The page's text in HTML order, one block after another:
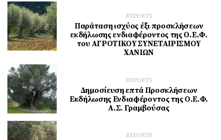
REPORTS
Παράταση ισχύος έξι προσκλήσεων
εκδήλωσης ενδιαφέροντος της Ο.Ε.Φ.
του ΑΓΡΟΤΙΚΟΥ ΣΥΝΕΤΑΙΡΙΣΜΟΥ
ΧΑΝΙΩΝ
REPORTS
Δημοσίευση επτά Προσκλήσεων
Εκδήλωσης Ενδιαφέροντος της Ο.Ε.Φ.
Α.Σ. Γραμβούσας
REPORTS